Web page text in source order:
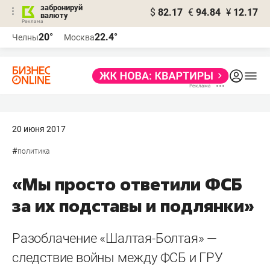
забронируй
валюту
$ 82.17 € 94.84 ¥ 12.17
Челны20° Москва22.4°
20 июня 2017
#политика
«Мы просто ответили ФСБ
за их подставы и подлянки»
Разоблачение «Шалтая-Болтая» —
следствие войны между ФСБ и ГРУ